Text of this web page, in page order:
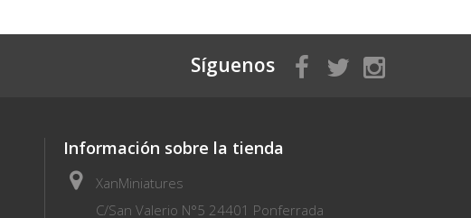
Síguenos
Información sobre la tienda
XanMiniatures
C/San Valerio N°5 24401 Ponferrada